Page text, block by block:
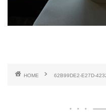
HOME 62B99DE2-E27D-